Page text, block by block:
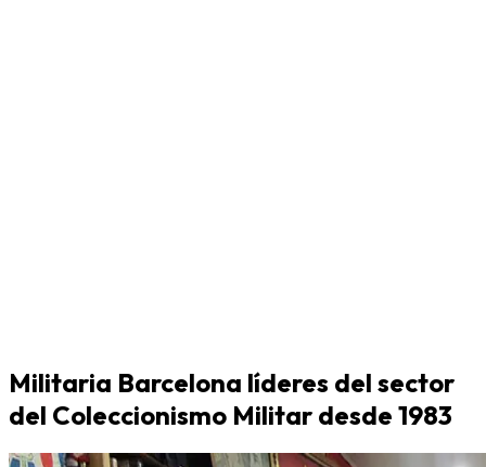
Militaria Barcelona líderes del sector
del Coleccionismo Militar desde 1983